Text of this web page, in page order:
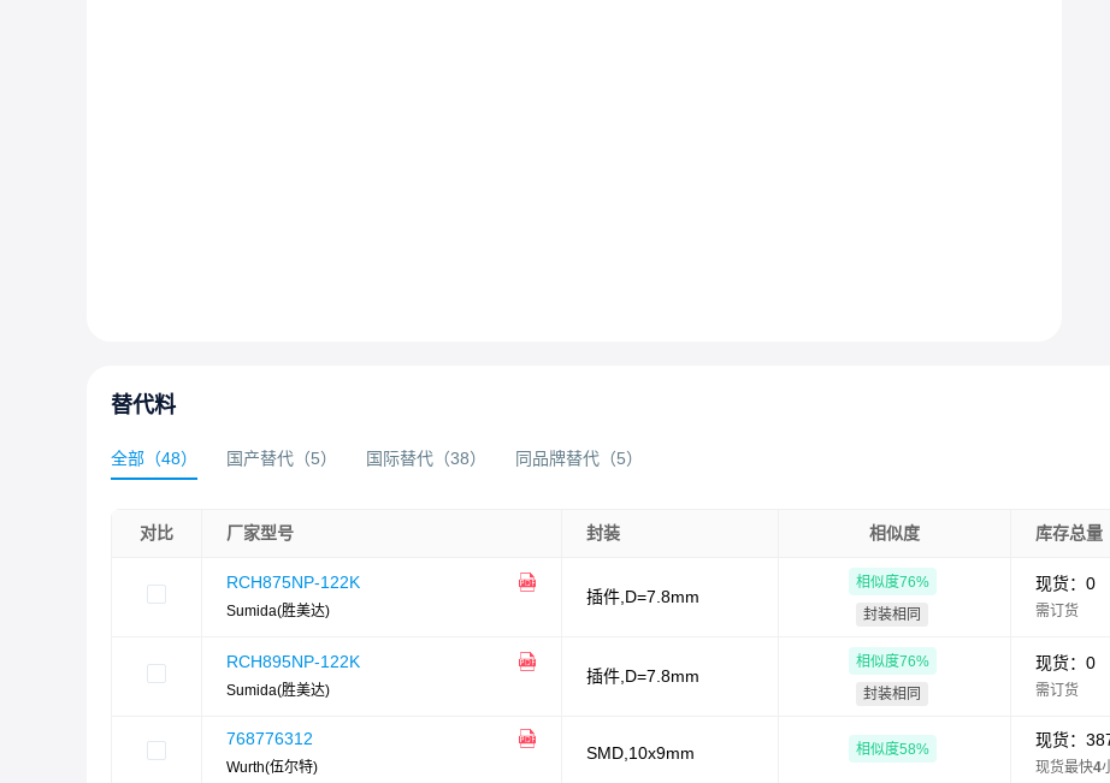
替代料
全部 （48） 国产替代 （5） 国际替代 （38） 同品牌替代 （5）
对比 厂家型号 封装 相似度 库存总量
RCH875NP-122K
Sumida(胜美达)
插件,D=7.8mm
相似度76%
封装相同
现货： 0
需订货
RCH895NP-122K
Sumida(胜美达)
插件,D=7.8mm
相似度76%
封装相同
现货： 0
需订货
768776312
Wurth(伍尔特)
SMD,10x9mm 相似度58% 现货：
现货最快4